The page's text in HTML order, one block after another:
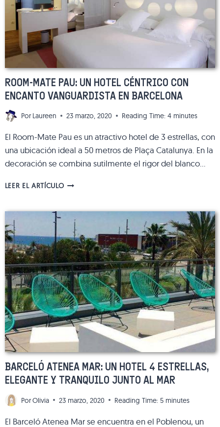
PAZ
EN
PLENO
CENTRO
ROOM-MATE PAU: UN HOTEL CÉNTRICO CON
ENCANTO VANGUARDISTA EN BARCELONA
Por Laureen 23 marzo, 2020 Reading Time: 4 minutes
El Room-Mate Pau es un atractivo hotel de 3 estrellas, con
una ubicación ideal a 50 metros de Plaça Catalunya. En la
decoración se combina sutilmente el rigor del blanco…
LEER EL ARTÍCULOROOM-
UN
HOTEL
CÉNTRICO
CON
ENCANTO
VANGUARDISTA
EN
BARCELONA
BARCELÓ ATENEA MAR: UN HOTEL 4 ESTRELLAS,
ELEGANTE Y TRANQUILO JUNTO AL MAR
Por Olivia 23 marzo, 2020 Reading Time: 5 minutes
El Barceló Atenea Mar se encuentra en el Poblenou, un